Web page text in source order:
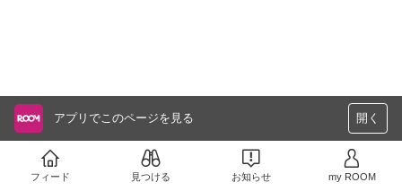
アプリでこのページを見る 開く
フィード 見つける お知らせ my ROOM